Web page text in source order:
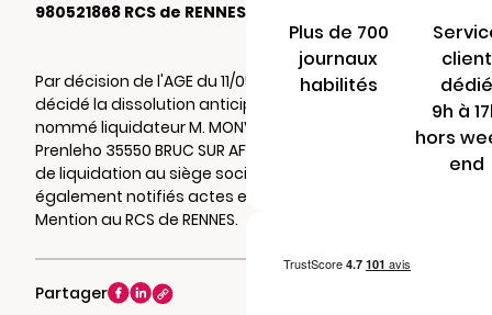
980521868 RCS de RENNES
Par décision de l'AGE du 11/05/2026, il a été
décidé la dissolution anticipée de la société,
nommé liquidateur M. MONVOISIN Eric 4
Prenleho 35550 BRUC SUR AFF , et fixé le siège
de liquidation au siège social où seront
également notifiés actes et documents.
Mention au RCS de RENNES.
Partager
Plus de 700
journaux
habilités
client
dédié
9h à
hors
end